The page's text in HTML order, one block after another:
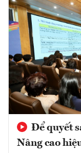
Để quyết
Nâng cao